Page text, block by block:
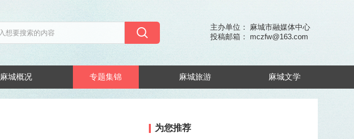
主办单位： 麻城市融媒体中心
投稿邮箱： mczfw@163.com
麻城概况 专题集锦 麻城旅游 麻城文学
为您推荐